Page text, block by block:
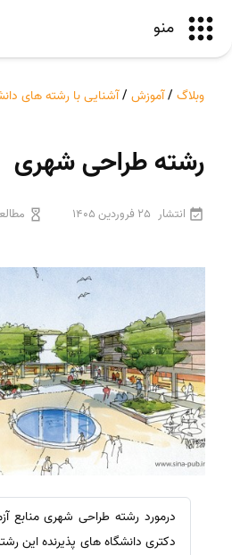
منو
وبلاگ /آموزش /آشنایی با رشته های
رشته طراحی شهری
انتشار 25 فروردین 1405
درمورد رشته طراحی شهری منابع
دکتری دانشگاه های پذیرنده این